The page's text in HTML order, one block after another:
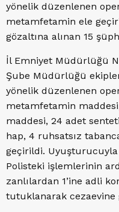
yönelik düzenlenen
metamfetamin ele
gözaltına alınan 15
İl Emniyet Müdürlüğü
Şube Müdürlüğü
yönelik düzenlenen
metamfetamin
maddesi, 24 adet
hap, 4 ruhsatsız
geçirildi. Uyuşturucuyla
Polisteki işlemlerinin
zanlılardan 1’ine adli
tutuklanarak cezaevine